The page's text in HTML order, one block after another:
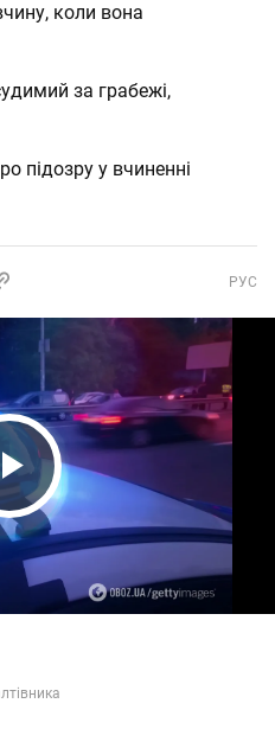
коли вона
за грабежі,
підозру у вчиненні
РУС
Video